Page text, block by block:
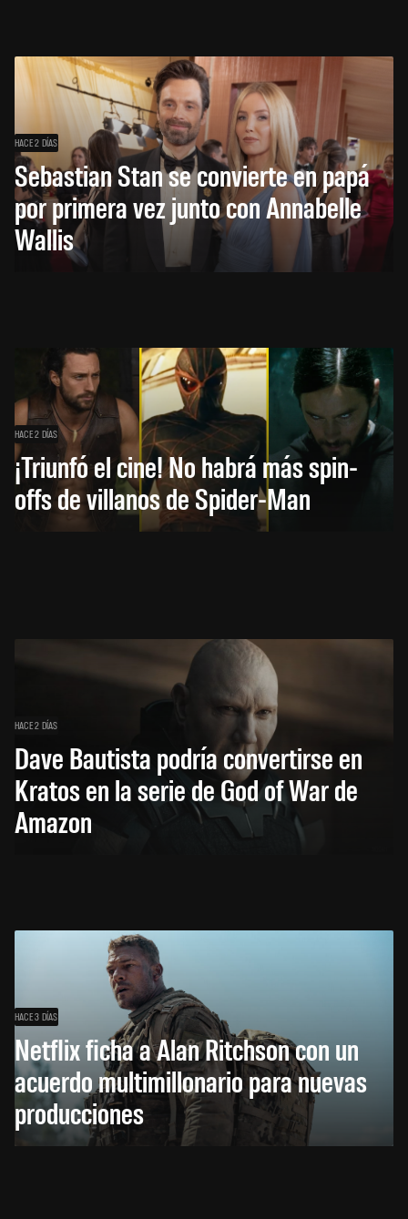
HACE 2 DÍAS
Sebastian Stan se convierte en papá
por primera vez junto con Annabelle
Wallis
HACE 2 DÍAS
¡Triunfó el cine! No habrá más spin-
offs de villanos de Spider-Man
HACE 2 DÍAS
Dave Bautista podría convertirse en
Kratos en la serie de God of War de
Amazon
HACE 3 DÍAS
Netflix ficha a Alan Ritchson con un
acuerdo multimillonario para nuevas
producciones